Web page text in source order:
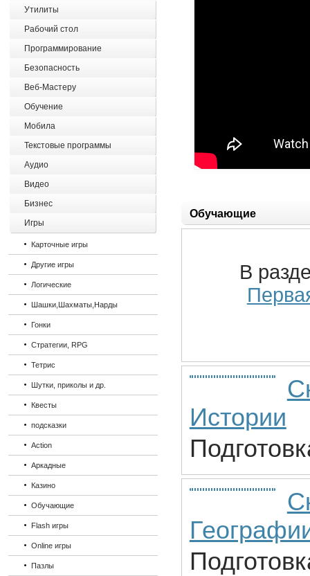
Утилиты
Рабочий стол
Программирование
Безопасность
Веб-Мастеру
Обучение
Мобила
Текстовые программы
Аудио
Видео
Бизнес
Игры
Карточные игры
Другие игры
Логические
Шашки,Шахматы,Нарды
Гонки
Стратегии, RPG
Тетрис
Шутки, приколы и др.
Квесты
подсказки
Action
Аркадные
Казино
Обучающие
Flash игры
Online игры
Пазлы
Обучающие
В
Истории